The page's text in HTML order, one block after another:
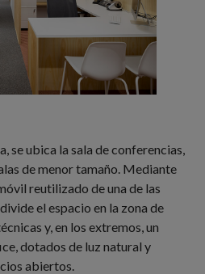
se ubica la sala de conferencias,
de menor tamaño. Mediante
reutilizado de una de las
el espacio en la zona de
y, en los extremos, un
dotados de luz natural y
abiertos.